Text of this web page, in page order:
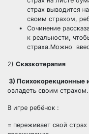
страх выводится
своим страхом,
Сочинение
к реальности,
страха.Можно
2) Сказкотерапия
3) Психокорекционные
овладеть своим страхом.
В игре ребёнок :
= переживает свой